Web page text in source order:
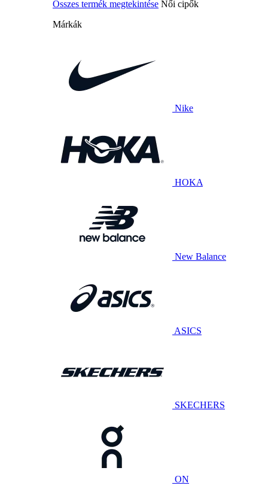
Összes termék megtekintése Női cipők
Márkák
Nike
HOKA
New Balance
ASICS
SKECHERS
ON